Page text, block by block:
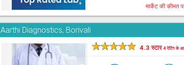
मार्केट की कीमत
Aarthi Diagnostics, Borivali
★★★★★ 4.3 स्टार4 रेटिंग के